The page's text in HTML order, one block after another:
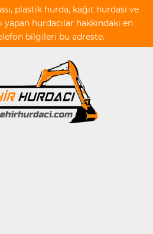
plastik hurda, kağıt hurdası ve
yapan hurdacılar hakkındaki en
bilgileri bu adreste.